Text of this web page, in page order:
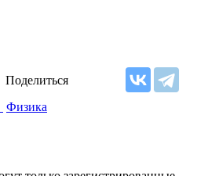
Поделиться
Физика